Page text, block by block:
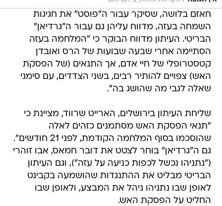
חאזם בלושה, שסיקר עבור ה"פוסט" את חגיגות
השמחה בעזה, מדווח עליהן גם עבור ה"גרדיאן"
הבריטי. העיתון מדווח הבוקר כי "המלחמה בעזה
הסתיימה אחרי שבעה שבועות של הרס ואובדן
קטסטרופלי של חיי אדם, אך התנאים (של הפסקת
האש) צפויים להותיר רבים, בשני הצדדים, עם סימני
שאלה לגבי מה שהושג בה".
שליחת העיתון בירושלים, הארייט שרווד, מציינת כי
"תנאי הפסקת האש מסתמנים כזהים לאלה
שהוסכמו בסוף המלחמה הקודמת, לפני 21 חודשים".
גם ה"גרדיאן" בוחר לצטט את דובר חמאס, אבו זוהרי
("נתניהו נכשל לכפות כניעה על עזה"), וגם העיתון
הבריטי מבליט את ההתנגדות שהושמעה בקבינט
לאופן שבו נתניהו ניהל את המבצע, ולאופן שבו
החליט על הפסקת האש.